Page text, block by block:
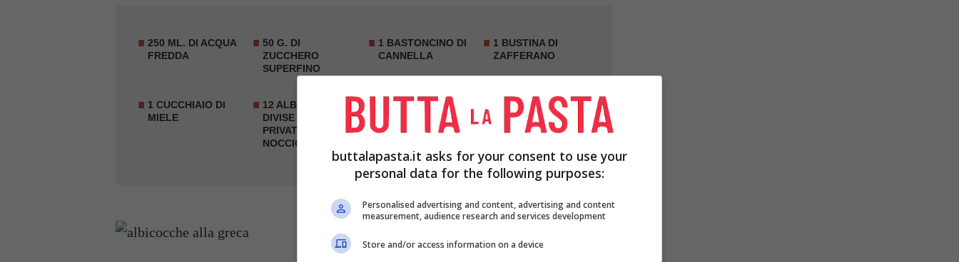
250 ML. DI ACQUA
FREDDA
50 G. DI
ZUCCHERO
SUPERFINO
1 BASTONCINO DI
CANNELLA
1 BUSTINA DI
ZAFFERANO
1 CUCCHIAIO DI
MIELE
12 ALBICOCCHE
DIVISE A METÀ E
PRIVATE DEL
NOCCIOLO
250 G. DIYOGURT
GRECO
50 G. DI PISTACCHI
TRITURATI
GROSSOLANAMENTE
buttalapasta.it asks for your consent to use your
personal data for the following purposes:
Personalised advertising and content, advertising and content
measurement, audience research and services development
Store and/or access information on a device